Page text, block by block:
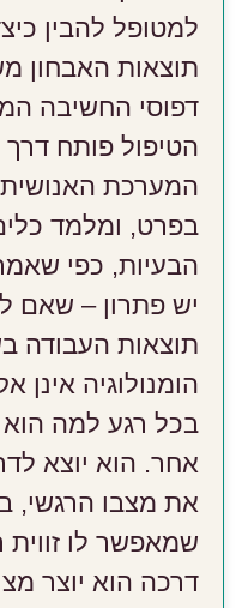
למטופל להבין
תוצאות האבחון
דפוסי החשיבה
הטיפול פותח
המערכת
בפרט, ומלמד
הבעיות, כפי
יש פתרון – שאם
תוצאות העבודה
הומנולוגיה אינן
בכל רגע למה הוא
אחר. הוא יוצא
את מצבו הרגשי,
שמאפשר לו זווית
דרכה הוא יוצר